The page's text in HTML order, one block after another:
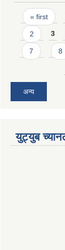
Pages
« first
2 3
7 8
अन्य
युट्युब